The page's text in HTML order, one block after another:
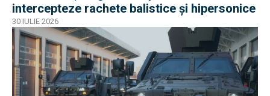
intercepteze rachete balistice și hipersonice
30 IULIE 2026